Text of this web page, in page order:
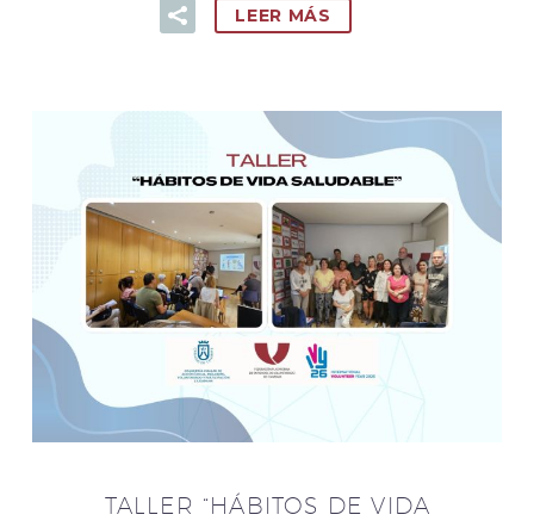
LEER MÁS
TALLER “HÁBITOS DE VIDA